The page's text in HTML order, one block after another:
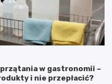
w gastronomii –
i nie przepłacić?